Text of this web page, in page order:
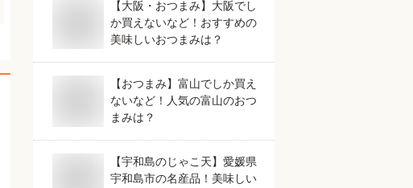
【大阪・おつまみ】大阪でし
か買えないなど！おすすめの
美味しいおつまみは？
【おつまみ】富山でしか買え
ないなど！人気の富山のおつ
まみは？
【宇和島のじゃこ天】愛媛県
宇和島市の名産品！美味しい